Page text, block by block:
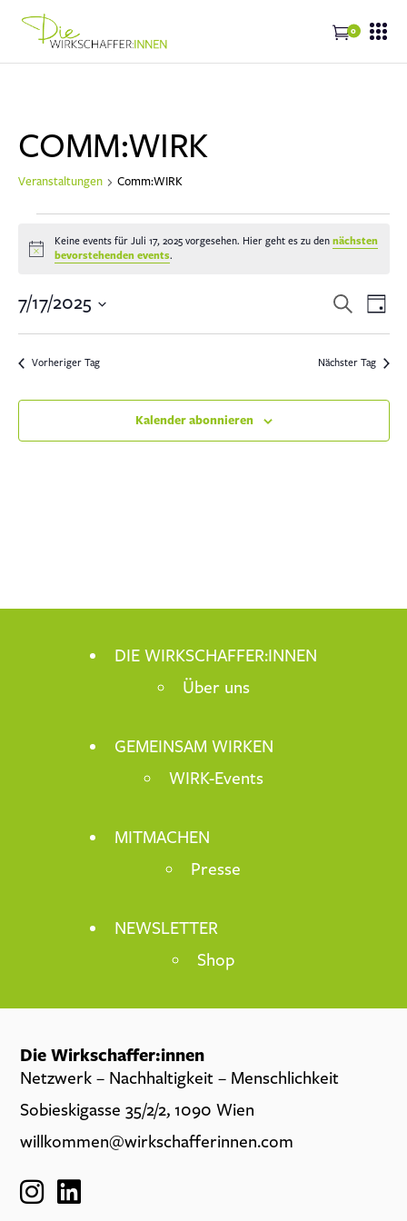
0
COMM:WIRK
Veranstaltungen Comm:WIRK
FOR
17,
2025
Notice
Keine events für Juli 17, 2025 vorgesehen. Hier geht es zu den nächsten
bevorstehenden events.
Suche
Tag
7/17/2025
Datum
Vorheriger Tag Nächster Tag
Kalender abonnieren
DIE WIRKSCHAFFER:INNEN
Über uns
GEMEINSAM WIRKEN
WIRK-Events
MITMACHEN
Presse
NEWSLETTER
Shop
Die Wirkschaffer:innen
Netzwerk – Nachhaltigkeit – Menschlichkeit
Sobieskigasse 35/2/2, 1090 Wien
willkommen@wirkschafferinnen.com